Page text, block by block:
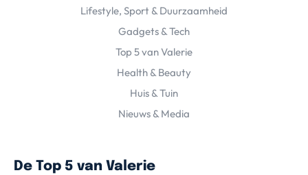
Lifestyle, Sport & Duurzaamheid
Gadgets & Tech
Top 5 van Valerie
Health & Beauty
Huis & Tuin
Nieuws & Media
De Top 5 van Valerie